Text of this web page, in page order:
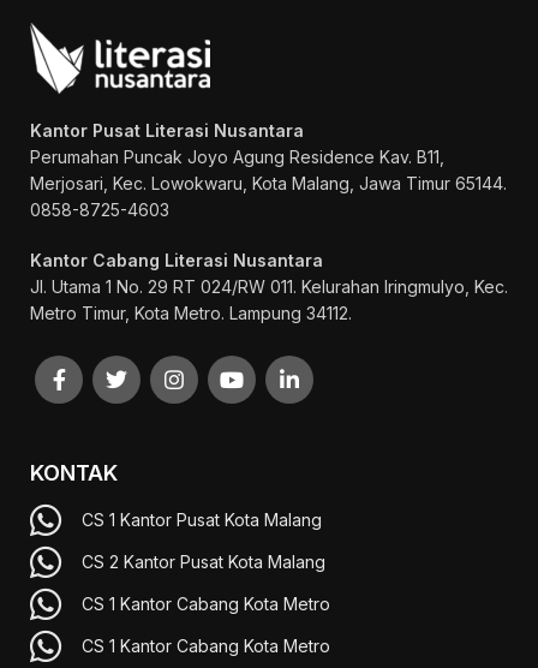
Kantor Pusat Literasi Nusantara
Perumahan Puncak Joyo Agung Residence Kav. B11,
Merjosari, Kec. Lowokwaru, Kota Malang, Jawa Timur 65144.
0858-8725-4603
Kantor Cabang Literasi Nusantara
Jl. Utama 1 No. 29 RT 024/RW 011. Kelurahan Iringmulyo, Kec.
Metro Timur, Kota Metro. Lampung 34112.
KONTAK
CS 1 Kantor Pusat Kota Malang
CS 2 Kantor Pusat Kota Malang
CS 1 Kantor Cabang Kota Metro
CS 1 Kantor Cabang Kota Metro